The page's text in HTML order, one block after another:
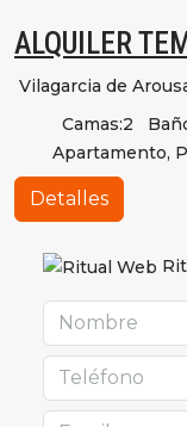
ALQUILER
Vilagarcia de
Camas:2
Apartamento,
Detalles